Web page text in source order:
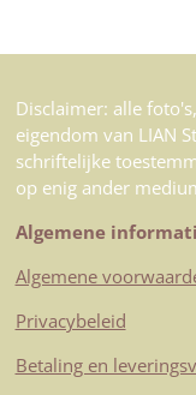
Disclaimer: alle
eigendom van LIAN
schriftelijke
op enig ander
Algemene
Algemene
Privacybeleid
Betaling en